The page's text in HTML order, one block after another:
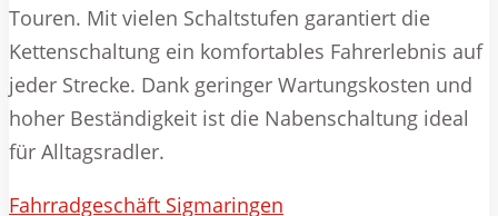
Touren. Mit vielen Schaltstufen garantiert die
Kettenschaltung ein komfortables Fahrerlebnis auf
jeder Strecke. Dank geringer Wartungskosten und
hoher Beständigkeit ist die Nabenschaltung ideal
für Alltagsradler.
Fahrradgeschäft Sigmaringen